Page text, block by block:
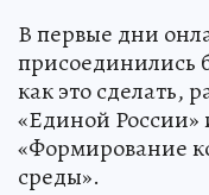
В первые дни
присоединились
как это сделать,
«Единой России»
«Формирование
среды».